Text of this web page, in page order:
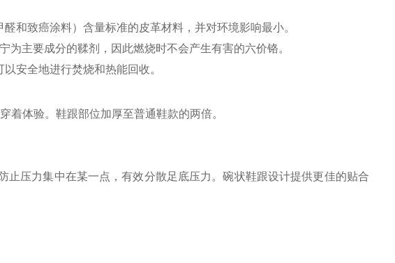
和致癌涂料）含量标准的皮革材料，并对环境影响最小。
为主要成分的鞣剂，因此燃烧时不会产生有害的六价铬。
安全地进行焚烧和热能回收。
着体验。鞋跟部位加厚至普通鞋款的两倍。
止压力集中在某一点，有效分散足底压力。碗状鞋跟设计提供更佳的贴合